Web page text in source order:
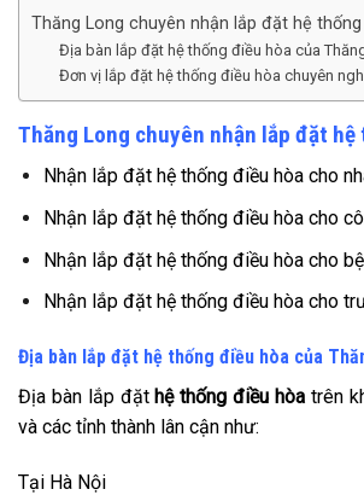
Thăng Long chuyên nhận lắp đặt hệ
Địa bàn lắp đặt hệ thống điều hòa của
Đơn vị lắp đặt hệ thống điều hòa chuyên
Thăng Long chuyên nhận lắp đặt
Nhận lắp đặt hệ thống điều hòa cho
Nhận lắp đặt hệ thống điều hòa cho
Nhận lắp đặt hệ thống điều hòa cho
Nhận lắp đặt hệ thống điều hòa cho
Địa bàn lắp đặt hệ thống điều hòa của
Địa bàn lắp đặthệ thống điều hòa trên
và các tỉnh thành lân cận như:
Tại Hà Nội